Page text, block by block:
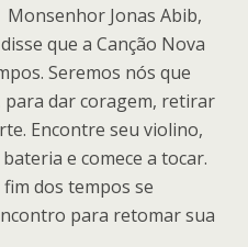
Jonas Abib,
que a Canção Nova
Seremos nós que
para dar coragem, retirar
Encontre seu violino,
e comece a tocar.
dos tempos se
para retomar sua